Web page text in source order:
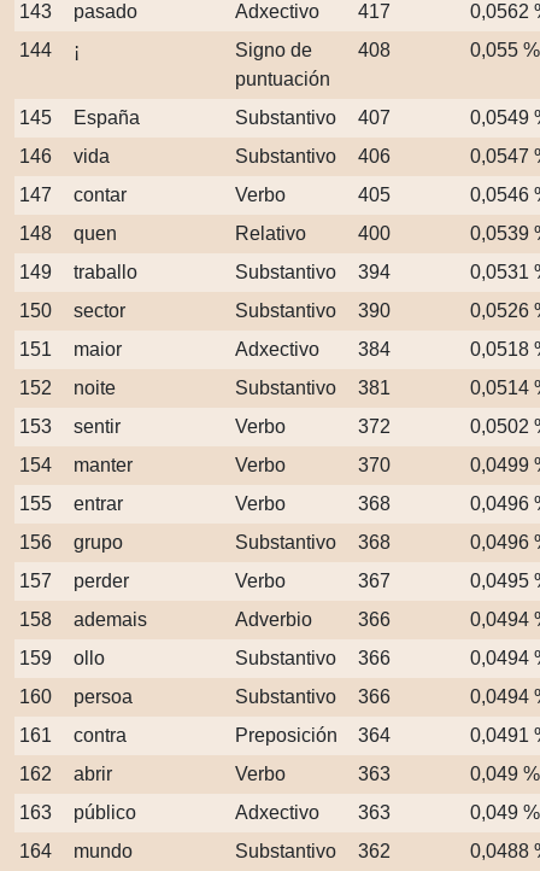
143
pasado Adxectivo 417
0,0562
144
¡
Signo de
puntuación
408 0,055 %
145 España Substantivo 407
0,0549
146
vida Substantivo 406
0,0547
147
contar Verbo 405
0,0546
148
quen Relativo 400
0,0539
149
traballo Substantivo 394
0,0531
150
sector Substantivo 390
0,0526
151
maior Adxectivo 384
0,0518
152
noite Substantivo 381
0,0514
153
sentir Verbo 372
0,0502
154
manter Verbo 370
0,0499
155
entrar Verbo 368
0,0496
156
grupo Substantivo 368
0,0496
157
perder Verbo 367
0,0495
158
ademais Adverbio 366
0,0494
159
ollo Substantivo 366
0,0494
160
persoa Substantivo 366
0,0494
161
contra Preposición 364
0,0491
162
abrir Verbo 363
0,049 %
163
público Adxectivo 363
0,049 %
164
mundo Substantivo 362
0,0488